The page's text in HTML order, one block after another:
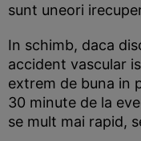
sunt uneori
In schimb, daca
accident vascular
extrem de buna in
30 minute de la
se mult mai rapid,